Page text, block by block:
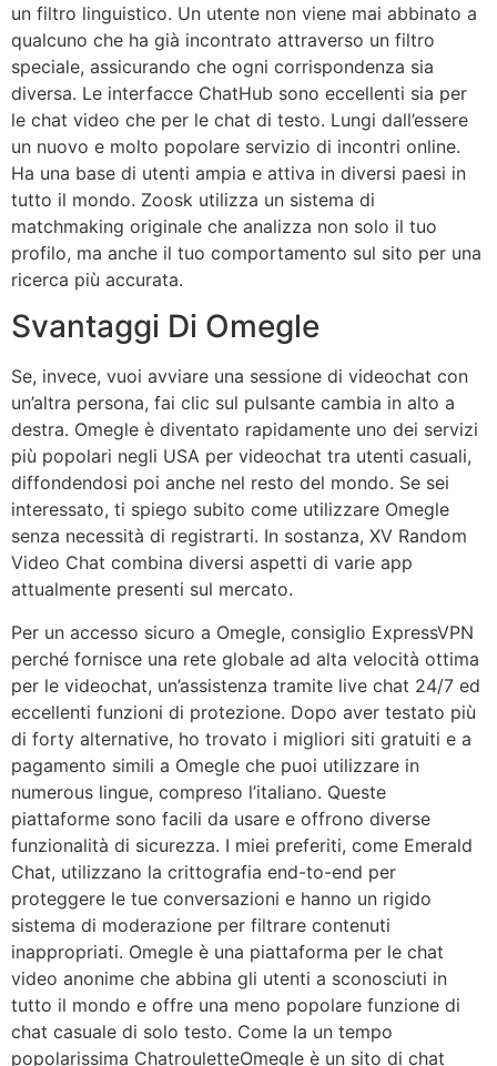
un filtro linguistico. Un utente non viene mai abbinato a
qualcuno che ha già incontrato attraverso un filtro
speciale, assicurando che ogni corrispondenza sia
diversa. Le interfacce ChatHub sono eccellenti sia per
le chat video che per le chat di testo. Lungi dall’essere
un nuovo e molto popolare servizio di incontri online.
Ha una base di utenti ampia e attiva in diversi paesi in
tutto il mondo. Zoosk utilizza un sistema di
matchmaking originale che analizza non solo il tuo
profilo, ma anche il tuo comportamento sul sito per una
ricerca più accurata.
Svantaggi Di Omegle
Se, invece, vuoi avviare una sessione di videochat con
un’altra persona, fai clic sul pulsante cambia in alto a
destra. Omegle è diventato rapidamente uno dei servizi
più popolari negli USA per videochat tra utenti casuali,
diffondendosi poi anche nel resto del mondo. Se sei
interessato, ti spiego subito come utilizzare Omegle
senza necessità di registrarti. In sostanza, XV Random
Video Chat combina diversi aspetti di varie app
attualmente presenti sul mercato.
Per un accesso sicuro a Omegle, consiglio ExpressVPN
perché fornisce una rete globale ad alta velocità ottima
per le videochat, un’assistenza tramite live chat 24/7 ed
eccellenti funzioni di protezione. Dopo aver testato più
di forty alternative, ho trovato i migliori siti gratuiti e a
pagamento simili a Omegle che puoi utilizzare in
numerous lingue, compreso l’italiano. Queste
piattaforme sono facili da usare e offrono diverse
funzionalità di sicurezza. I miei preferiti, come Emerald
Chat, utilizzano la crittografia end-to-end per
proteggere le tue conversazioni e hanno un rigido
sistema di moderazione per filtrare contenuti
inappropriati. Omegle è una piattaforma per le chat
video anonime che abbina gli utenti a sconosciuti in
tutto il mondo e offre una meno popolare funzione di
chat casuale di solo testo. Come la un tempo
popolarissima ChatrouletteOmegle è un sito di chat